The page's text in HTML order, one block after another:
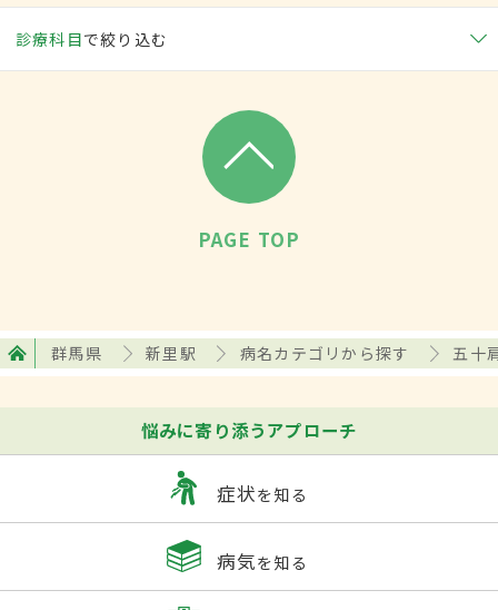
診療科目で絞り込む
PAGE TOP
群馬県 新里駅 病名カテゴリから探す 五十
悩みに寄り添うアプローチ
症状を知る
病気を知る